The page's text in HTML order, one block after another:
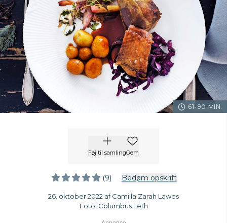
61-90 MIN.
Føj til samlingGem
(9) Bedøm opskrift
26. oktober 2022 af Camilla Zarah Lawes
Foto: Columbus Leth